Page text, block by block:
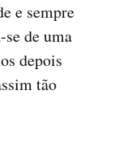
e sempre
se de uma
depois
tão